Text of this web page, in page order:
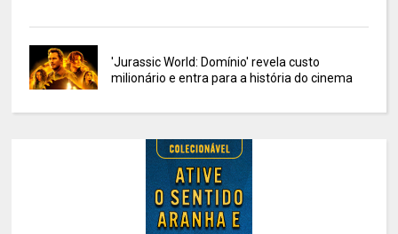
'Jurassic World: Domínio' revela custo
milionário e entra para a história do cinema